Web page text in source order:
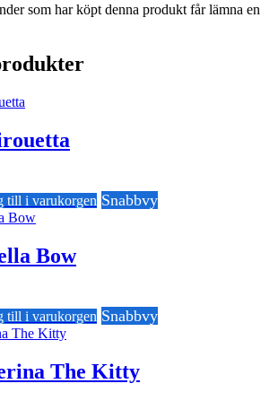
som har köpt denna produkt får lämna en
till i varukorgen Snabbvy
Bow
till i varukorgen Snabbvy
The Kitty